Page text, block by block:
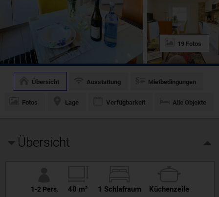
19 Fotos
Übersicht Ausstattung Mietbedingungen
Fotos Lage Verfügbarkeit Alle Objekte
Übersicht
1-2 Pers. 40 m² 1 Schlafraum Küchenzeile